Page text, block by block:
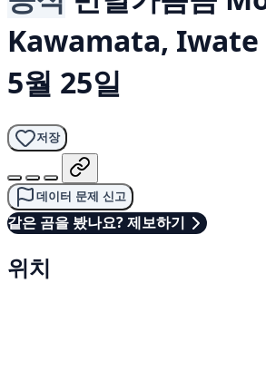
Kawamata, Iwate
5월 25일
저장
데이터 문제 신고
같은 곰을 봤나요? 제보하기
위치